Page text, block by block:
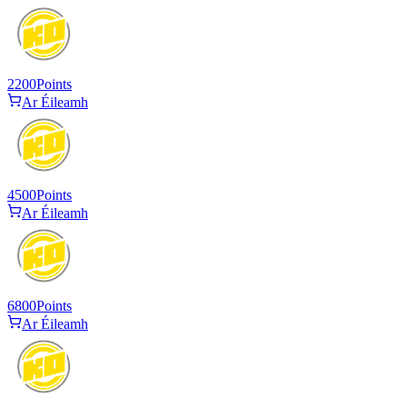
2200Points
Ar Éileamh
4500Points
Ar Éileamh
6800Points
Ar Éileamh